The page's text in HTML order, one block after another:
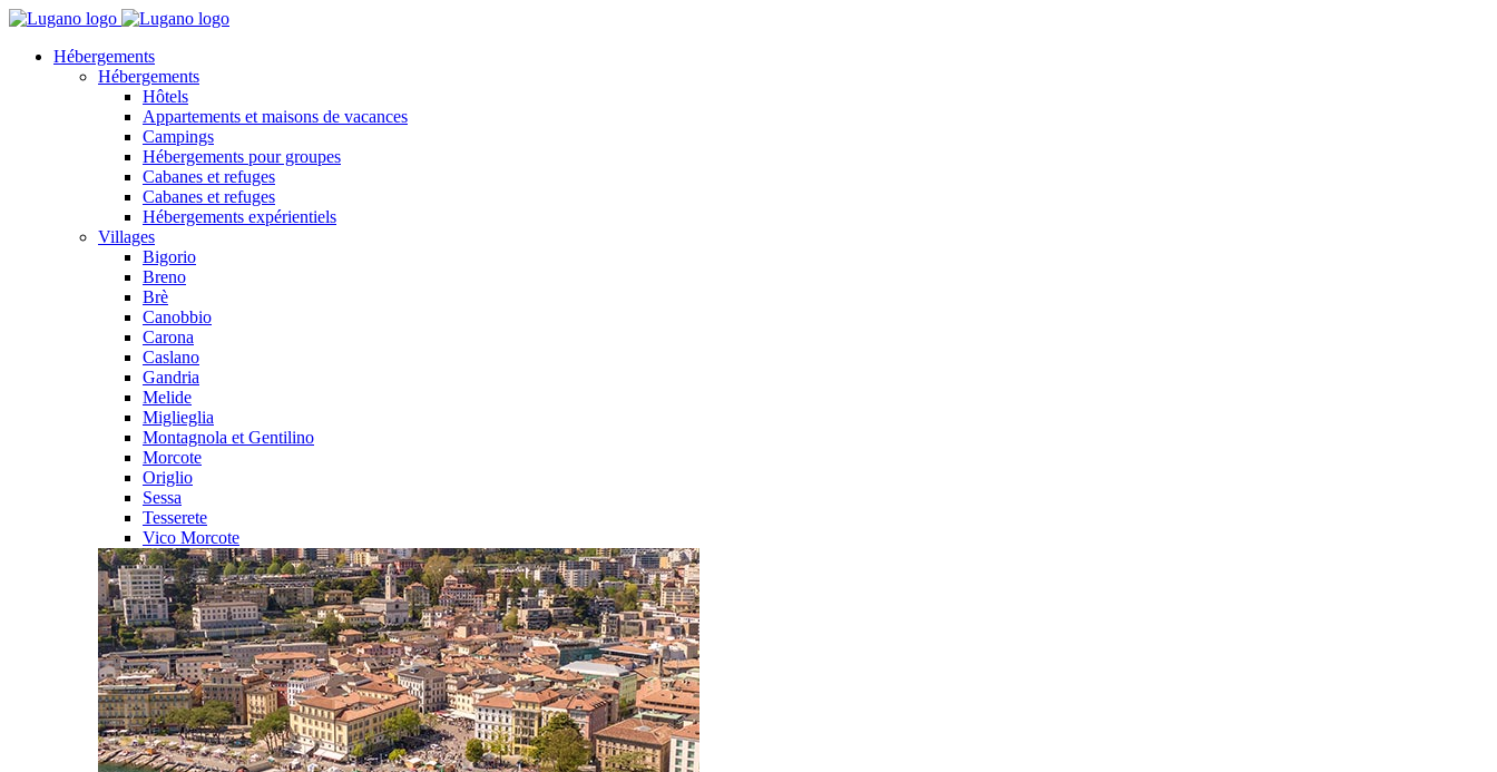
Hébergements
Hébergements
Hôtels
Appartements et maisons de vacances
Campings
Hébergements pour groupes
Cabanes et refuges
Cabanes et refuges
Hébergements expérientiels
Villages
Bigorio
Breno
Brè
Canobbio
Carona
Caslano
Gandria
Melide
Miglieglia
Montagnola et Gentilino
Morcote
Origlio
Sessa
Tesserete
Vico Morcote